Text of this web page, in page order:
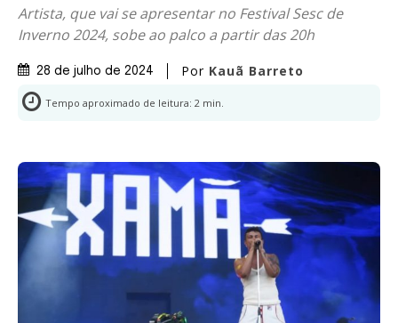
Artista, que vai se apresentar no Festival Sesc de
Inverno 2024, sobe ao palco a partir das 20h
28 de julho de 2024 Por Kauã Barreto
Tempo aproximado de leitura: 2 min.